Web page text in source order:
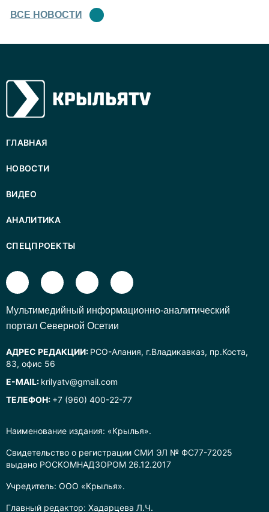
ВСЕ НОВОСТИ
Наименование издания: «Крылья».
Свидетельство о регистрации СМИ ЭЛ № ФС77-72025
выдано РОСКОМНАДЗОРОМ 26.12.2017
Учредитель: ООО «Крылья».
Главный редактор: Хадарцева Л.Ч.
ГЛАВНАЯ
НОВОСТИ
ВИДЕО
АНАЛИТИКА
СПЕЦПРОЕКТЫ
Mультимедийный информационно-аналитический
портал Северной Осетии
АДРЕС РЕДАКЦИИ: РСО-Алания, г.Владикавказ, пр.Коста,
83, офис 56
E-MAIL: krilyatv@gmail.com
ТЕЛЕФОН: +7 (960) 400-22-77